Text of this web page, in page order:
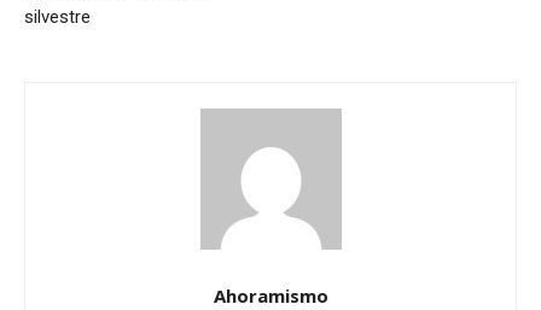
silvestre
Ahoramismo